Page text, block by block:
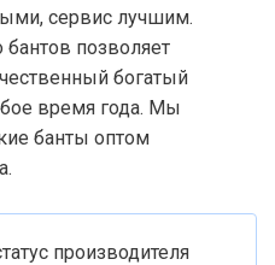
сервис лучшим.
позволяет
богатый
время года. Мы
банты оптом
производителя